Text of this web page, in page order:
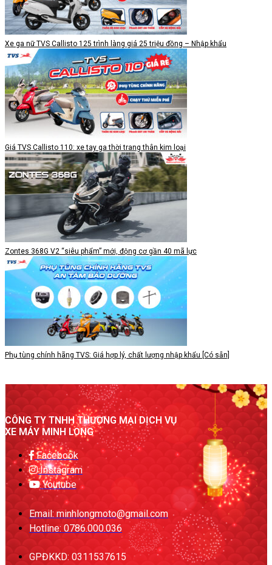
Xe ga nữ TVS Callisto 125 trình làng giá 25 triệu đồng – Nhập khẩu
Giá TVS Callisto 110: xe tay ga thời trang thân kim loại
Zontes 368G V2 “siêu phẩm” mới, động cơ gần 40 mã lực
Phụ tùng chính hãng TVS: Giá hợp lý, chất lượng nhập khẩu [Có sẵn]
CÔNG TY TNHH THƯƠNG MẠI DỊCH VỤ
XE MÁY MINH LONG
Facebook
Instagram
Youtube
Email: minhlongmoto@gmail.com
Hotline: 0786.000.036
GPĐKKD: 0311537615